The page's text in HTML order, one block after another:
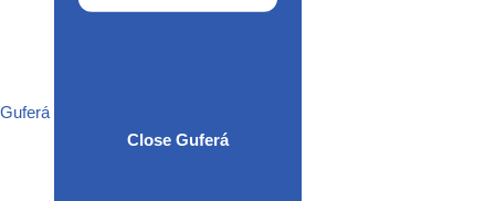
Guferá
Close Guferá